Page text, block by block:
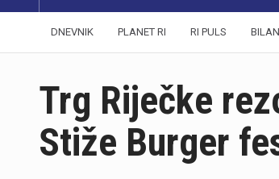
DNEVNIK PLANET RI RI PULS
Trg Riječke
Stiže Burger